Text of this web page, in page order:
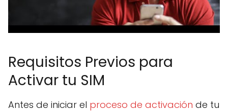
Requisitos Previos para
Activar tu SIM
Antes de iniciar el proceso de activación de tu